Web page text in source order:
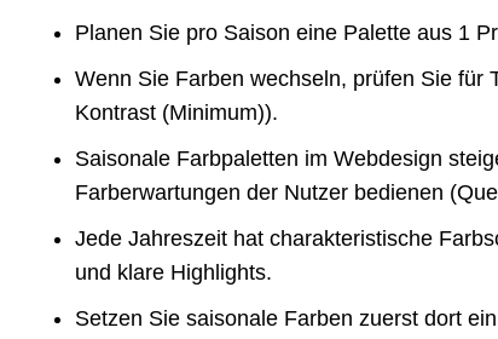
Planen Sie pro Saison eine Palette aus 1
Wenn Sie Farben wechseln, prüfen Sie für
Kontrast (Minimum)).
Saisonale Farbpaletten im Webdesign
Farberwartungen der Nutzer bedienen
Jede Jahreszeit hat charakteristische
und klare Highlights.
Setzen Sie saisonale Farben zuerst dort